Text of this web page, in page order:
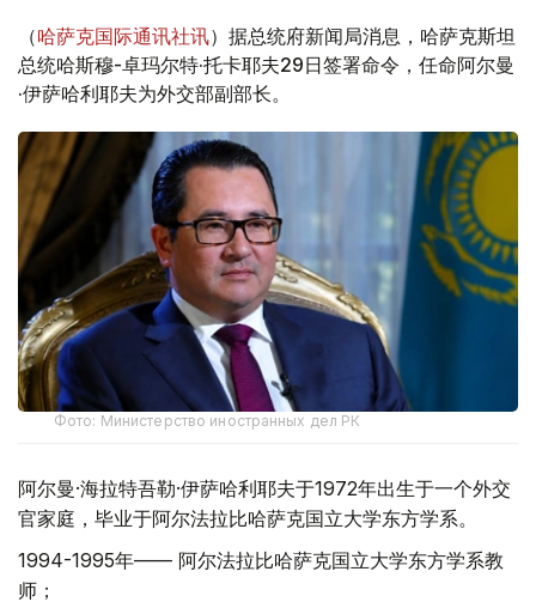
（哈萨克国际通讯社讯）据总统府新闻局消息，哈萨克斯坦
总统哈斯穆-卓玛尔特·托卡耶夫29日签署命令，任命阿尔曼
·伊萨哈利耶夫为外交部副部长。
Фото: Министерство иностранных дел РК
阿尔曼·海拉特吾勒·伊萨哈利耶夫于1972年出生于一个外交
官家庭，毕业于阿尔法拉比哈萨克国立大学东方学系。
1994-1995年—— 阿尔法拉比哈萨克国立大学东方学系教
师；